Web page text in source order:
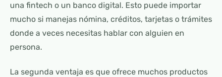
una fintech o un banco digital. Esto puede importar
mucho si manejas nómina, créditos, tarjetas o trámites
donde a veces necesitas hablar con alguien en
persona.
La segunda ventaja es que ofrece muchos productos